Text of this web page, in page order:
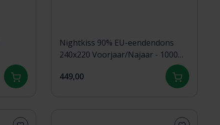
Nightkiss 90% EU-eendendons
240x220 Voorjaar/Najaar - 1000
449,00